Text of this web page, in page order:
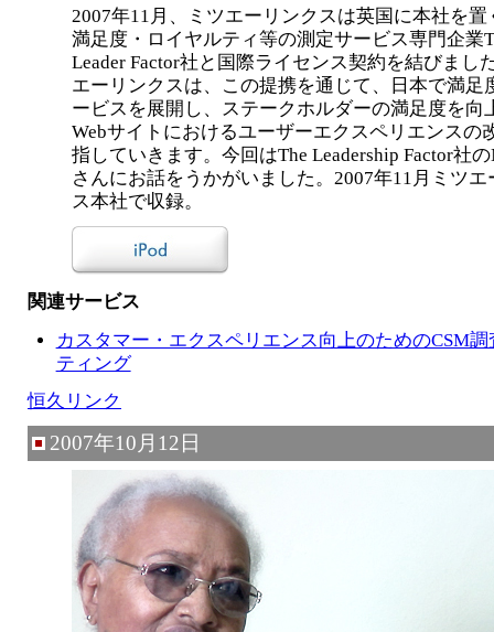
2007年11月、ミツエーリンクスは英国に本社を置
満足度・ロイヤルティ等の測定サービス専門企業
Leader Factor社と国際ライセンス契約を結びまし
エーリンクスは、この提携を通じて、日本で満足
ービスを展開し、ステークホルダーの満足度を向
Webサイトにおけるユーザーエクスペリエンスの
指していきます。今回はThe Leadership Factor社
さんにお話をうかがいました。2007年11月ミツエ
ス本社で収録。
関連サービス
カスタマー・エクスペリエンス向上のためのCSM
ティング
恒久リンク
2007年10月12日